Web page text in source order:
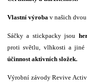
Vlastní výroba v našich
Sáčky a stickpacky jsou
proti světlu, vlhkosti a
účinnost aktivních složek.​
​Výrobní závody Revive